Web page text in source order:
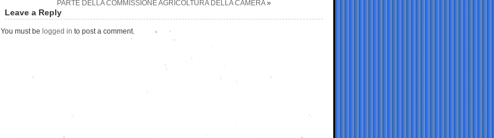
PARTE DELLA COMMISSIONE AGRICOLTURA DELLA CAMERA»
Leave a Reply
You must be logged in to post a comment.